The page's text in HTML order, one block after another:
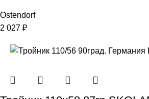
Ostendorf
2 027 ₽